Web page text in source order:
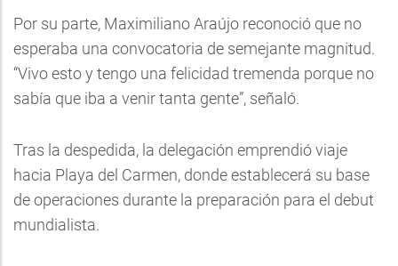
Por su parte, Maximiliano Araújo reconoció que no
esperaba una convocatoria de semejante magnitud.
“Vivo esto y tengo una felicidad tremenda porque no
sabía que iba a venir tanta gente”, señaló.
Tras la despedida, la delegación emprendió viaje
hacia Playa del Carmen, donde establecerá su base
de operaciones durante la preparación para el debut
mundialista.